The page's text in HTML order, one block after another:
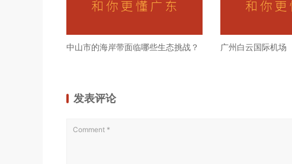
中山市的海岸带面临哪些生态挑战？ 广州白云国际机场
发表评论